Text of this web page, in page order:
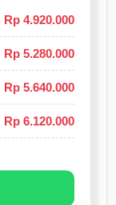
Rp 4.920.000
Rp 5.280.000
Rp 5.640.000
Rp 6.120.000